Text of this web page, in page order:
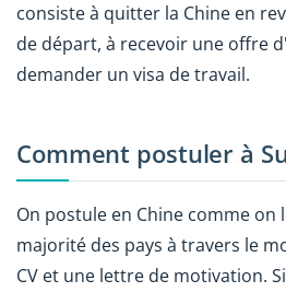
consiste à quitter la Chine en
de départ, à recevoir une offre
demander un visa de travail.
Comment postuler à
On postule en Chine comme on
majorité des pays à travers le
CV et une lettre de motivation.